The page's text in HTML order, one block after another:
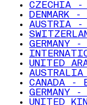
CZECHIA -
DENMARK -
AUSTRIA -
GERMANY -
UNITED
CANADA -
GERMANY -
UNITED